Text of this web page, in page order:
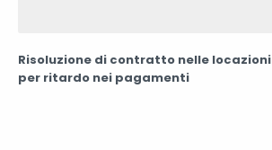
Risoluzione di contratto nelle locazioni
per ritardo nei pagamenti